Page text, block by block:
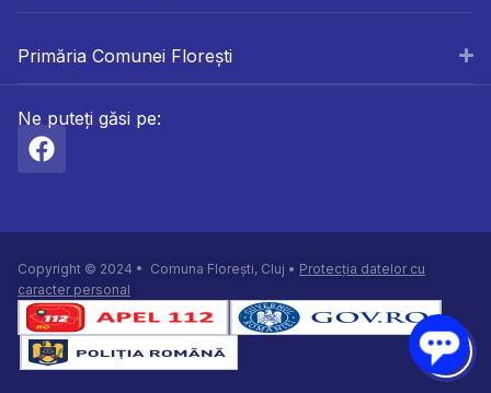
Primăria Comunei Florești
Ne puteți găsi pe:
Copyright © 2024 • Comuna Florești, Cluj • Protecția datelor cu
caracter personal